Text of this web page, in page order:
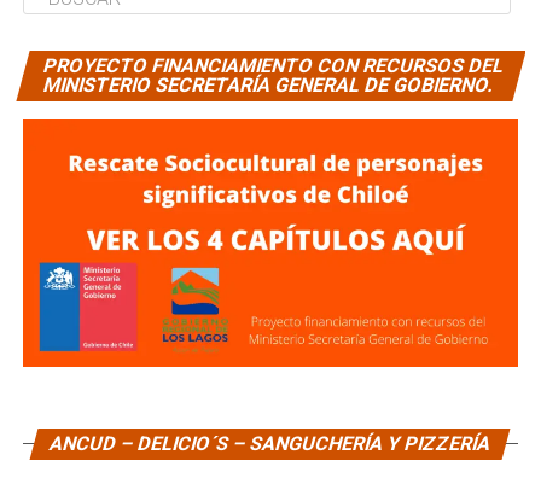
PROYECTO FINANCIAMIENTO CON RECURSOS DEL
MINISTERIO SECRETARÍA GENERAL DE GOBIERNO.
ANCUD – DELICIO´S – SANGUCHERÍA Y PIZZERÍA